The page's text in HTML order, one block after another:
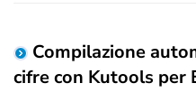
Compilazione
cifre con Kutools per